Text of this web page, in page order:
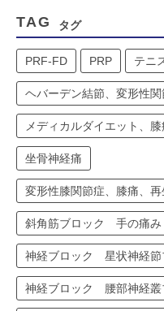
TAG タグ
PRF-FD PRP テニ
ヘバーデン結節、変形性関
メディカルダイエット、膝
坐骨神経痛
変形性膝関節症、膝痛、
斜角筋ブロック 手の痛
神経ブロック 星状神経
神経ブロック 腰部神経